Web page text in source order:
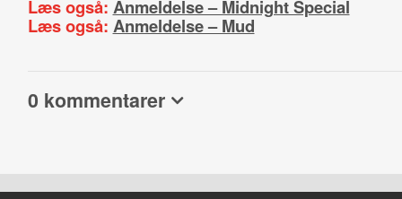
Læs også: Anmeldelse – Midnight Special
Læs også: Anmeldelse – Mud
0 kommentarer